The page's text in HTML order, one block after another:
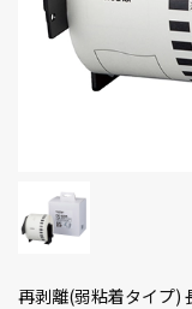
再剥離(弱粘着タイプ)